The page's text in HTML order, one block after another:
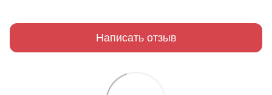
Написать отзыв